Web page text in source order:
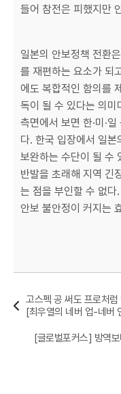
들어 참전은 피했지만
일본의 안보정책 전환
를 재편하는 요소가 되
에도 복합적인 함의를
독이 될 수 있다는 의미
측면에서 보면 한·미·
다. 한국 입장에서 일
보완하는 수단이 될 수
반발을 초래해 지역 긴
는 점을 부인할 수 없다
안보 불안정이 커지는
고스펙 공 써도 프로처럼
[최우열의 네버 업-네버
[글로벌포커스] 방역